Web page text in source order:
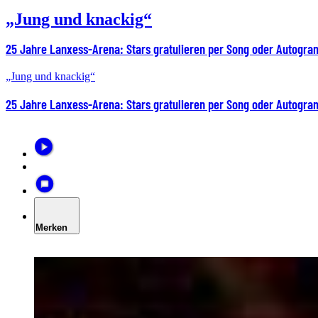
„Jung und knackig“
25 Jahre Lanxess-Arena: Stars gratulieren per Song oder
„Jung und knackig“
25 Jahre Lanxess-Arena: Stars gratulieren per Song oder
Merken